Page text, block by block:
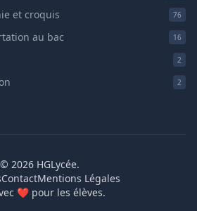
et croquis 76
au bac 16
2
2
© 2026 HGLycée.
ContactMentions Légales
❤ pour les élèves.